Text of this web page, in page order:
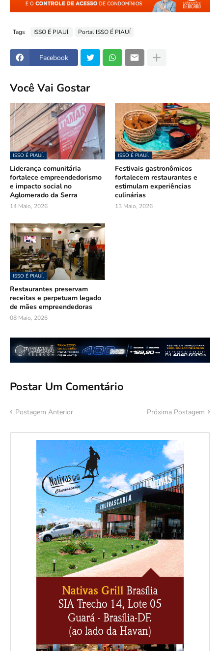
Tags ISSO É PIAUÍ. Portal ISSO É PIAUÍ
Facebook
Você Vai Gostar
ISSO É PIAUÍ.
Liderança comunitária
fortalece empreendedorismo
e impacto social no
Aglomerado da Serra
14 Maio, 2026
ISSO É PIAUÍ.
Festivais gastronômicos
fortalecem restaurantes e
estimulam experiências
culinárias
13 Maio, 2026
ISSO É PIAUÍ.
Restaurantes preservam
receitas e perpetuam legado
de mães empreendedoras
08 Maio, 2026
Postar Um Comentário
Postagem Anterior Próxima Postagem